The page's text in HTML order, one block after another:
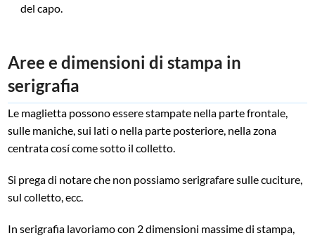
del capo.
Aree e dimensioni di stampa in
serigrafia
Le maglietta possono essere stampate nella parte frontale,
sulle maniche, sui lati o nella parte posteriore, nella zona
centrata cosí come sotto il colletto.
Si prega di notare che non possiamo serigrafare sulle cuciture,
sul colletto, ecc.
In serigrafia lavoriamo con 2 dimensioni massime di stampa,